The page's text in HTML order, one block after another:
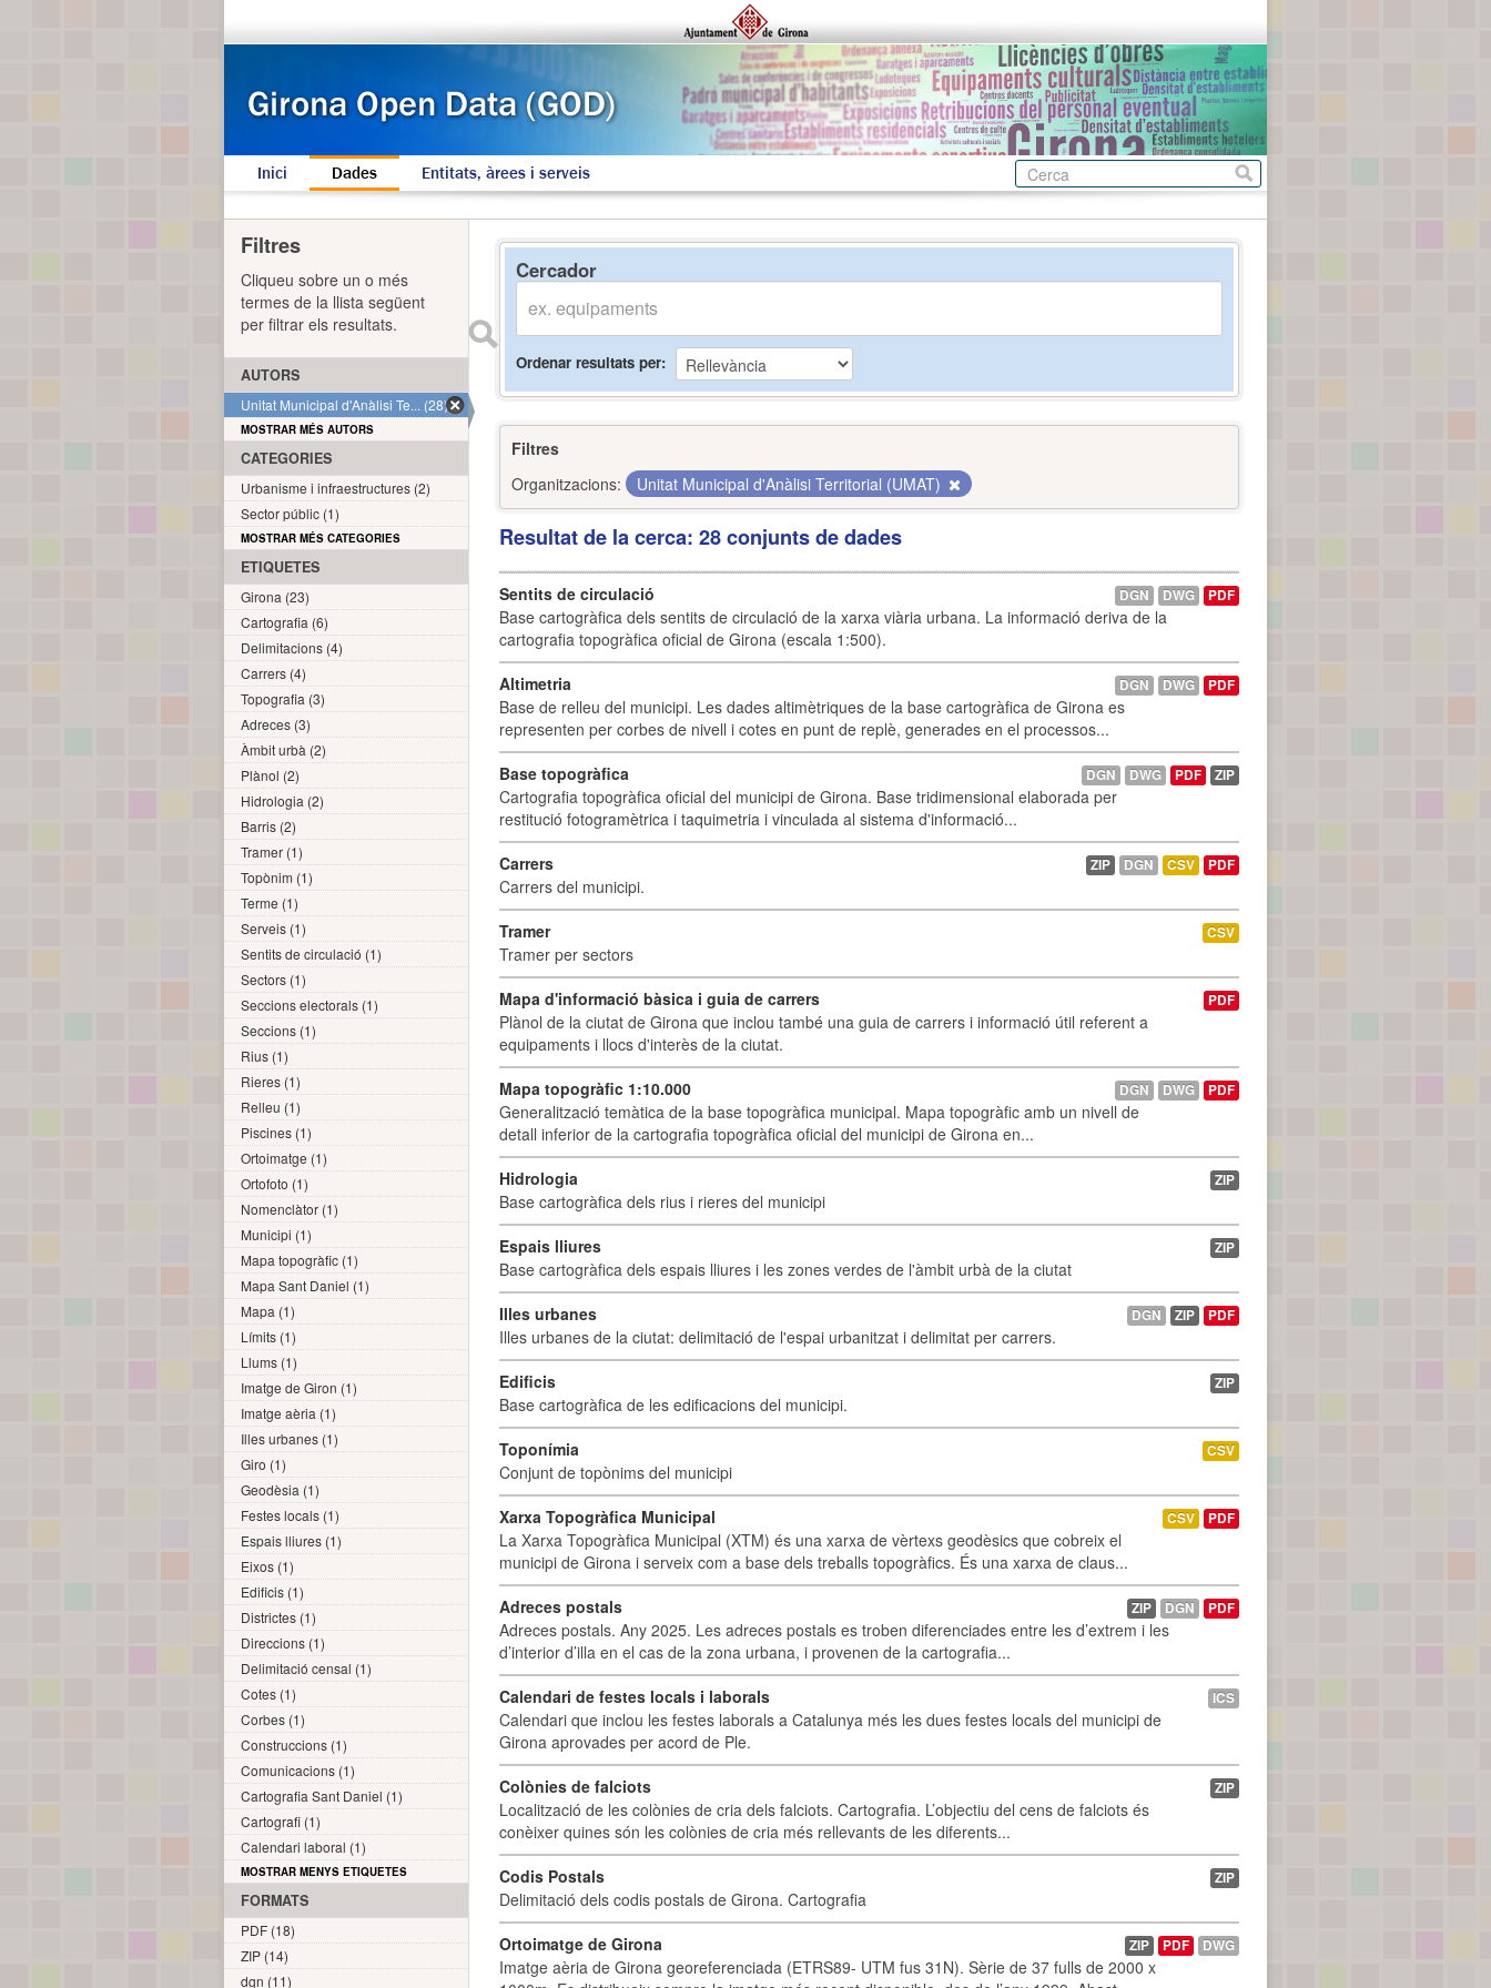
Inici Dades Entitats, àrees i serveis
Cercador
Ordenar resultats per
Filtres
Organitzacions:
Unitat Municipal d'Anàlisi Territorial (UMAT)
Resultat de la cerca: 28 conjunts de dades
Sentits de circulació
Base cartogràfica dels sentits de circulació de la xarxa viària urbana. La informació deriva de la
cartografia topogràfica oficial de Girona (escala 1:500).
DGN DWG PDF
Altimetria
Base de relleu del municipi. Les dades altimètriques de la base cartogràfica de Girona es
representen per corbes de nivell i cotes en punt de replè, generades en el processos...
DGN DWG PDF
Base topogràfica
Cartografia topogràfica oficial del municipi de Girona. Base tridimensional elaborada per
restitució fotogramètrica i taquimetria i vinculada al sistema d'informació...
DGN DWG PDF ZIP
Carrers
Carrers del municipi.
ZIP DGN CSV PDF
Tramer
Tramer per sectors
CSV
Mapa d'informació bàsica i guia de carrers
Plànol de la ciutat de Girona que inclou també una guia de carrers i informació útil referent a
equipaments i llocs d'interès de la ciutat.
PDF
Mapa topogràfic 1:10.000
Generalització temàtica de la base topogràfica municipal. Mapa topogràfic amb un nivell de
detall inferior de la cartografia topogràfica oficial del municipi de Girona en...
DGN DWG PDF
Hidrologia
Base cartogràfica dels rius i rieres del municipi
ZIP
Espais lliures
Base cartogràfica dels espais lliures i les zones verdes de l'àmbit urbà de la ciutat
ZIP
Illes urbanes
Illes urbanes de la ciutat: delimitació de l'espai urbanitzat i delimitat per carrers.
DGN ZIP PDF
Edificis
Base cartogràfica de les edificacions del municipi.
ZIP
Toponímia
Conjunt de topònims del municipi
CSV
Xarxa Topogràfica Municipal
La Xarxa Topogràfica Municipal (XTM) és una xarxa de vèrtexs geodèsics que cobreix el
municipi de Girona i serveix com a base dels treballs topogràfics. És una xarxa de claus...
CSV PDF
Adreces postals
Adreces postals. Any 2025. Les adreces postals es troben diferenciades entre les d’extrem i les
d’interior d’illa en el cas de la zona urbana, i provenen de la cartografia...
ZIP DGN PDF
Calendari de festes locals i laborals
Calendari que inclou les festes laborals a Catalunya més les dues festes locals del municipi de
Girona aprovades per acord de Ple.
ICS
Colònies de falciots
Localització de les colònies de cria dels falciots. Cartografia. L’objectiu del cens de falciots és
conèixer quines són les colònies de cria més rellevants de les diferents...
ZIP
Codis Postals
Delimitació dels codis postals de Girona. Cartografia
ZIP
Ortoimatge de Girona
Imatge aèria de Girona georeferenciada (ETRS89- UTM fus 31N). Sèrie de 37 fulls de 2000 x
ZIP PDF DWG
Filtres
Cliqueu sobre un o més
termes de la llista següent
per filtrar els resultats.
AUTORS
Unitat Municipal d'Anàlisi Te... (28)
MOSTRAR MÉS AUTORS
CATEGORIES
Urbanisme i infraestructures (2)
Sector públic (1)
MOSTRAR MÉS CATEGORIES
ETIQUETES
Girona (23)
Cartografia (6)
Delimitacions (4)
Carrers (4)
Topografia (3)
Adreces (3)
Àmbit urbà (2)
Plànol (2)
Hidrologia (2)
Barris (2)
Tramer (1)
Topònim (1)
Terme (1)
Serveis (1)
Sentits de circulació (1)
Sectors (1)
Seccions electorals (1)
Seccions (1)
Rius (1)
Rieres (1)
Relleu (1)
Piscines (1)
Ortoimatge (1)
Ortofoto (1)
Nomenclàtor (1)
Municipi (1)
Mapa topogràfic (1)
Mapa Sant Daniel (1)
Mapa (1)
Límits (1)
Llums (1)
Imatge de Giron (1)
Imatge aèria (1)
Illes urbanes (1)
Giro (1)
Geodèsia (1)
Festes locals (1)
Espais lliures (1)
Eixos (1)
Edificis (1)
Districtes (1)
Direccions (1)
Delimitació censal (1)
Cotes (1)
Corbes (1)
Construccions (1)
Comunicacions (1)
Cartografia Sant Daniel (1)
Cartografi (1)
Calendari laboral (1)
MOSTRAR MENYS ETIQUETES
FORMATS
PDF (18)
ZIP (14)
dgn (11)